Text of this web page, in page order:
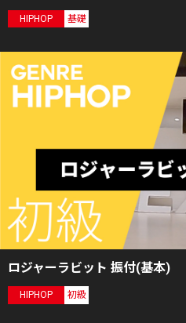
HIPHOP 基礎
ロジャーラビット 振付(基本)
HIPHOP 初級